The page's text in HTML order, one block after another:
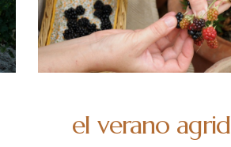
el verano